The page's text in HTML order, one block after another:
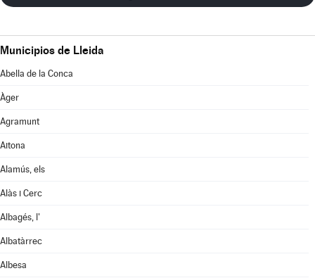
Municipios de Lleida
Abella de la Conca
Àger
Agramunt
Aitona
Alamús, els
Alàs i Cerc
Albagés, l'
Albatàrrec
Albesa